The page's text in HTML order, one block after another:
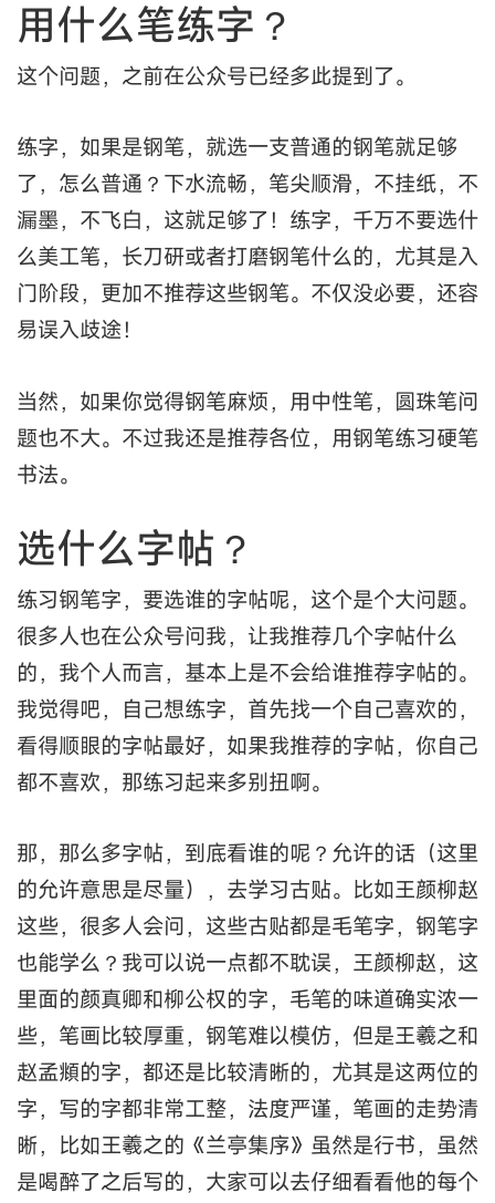
用什么笔练字？
这个问题，之前在公众号已经多此提到了。
练字，如果是钢笔，就选一支普通的钢笔就足够
了，怎么普通？下水流畅，笔尖顺滑，不挂纸，不
漏墨，不飞白，这就足够了！练字，千万不要选什
么美工笔，长刀研或者打磨钢笔什么的，尤其是入
门阶段，更加不推荐这些钢笔。不仅没必要，还容
易误入歧途！
当然，如果你觉得钢笔麻烦，用中性笔，圆珠笔问
题也不大。不过我还是推荐各位，用钢笔练习硬笔
书法。
选什么字帖？
练习钢笔字，要选谁的字帖呢，这个是个大问题。
很多人也在公众号问我，让我推荐几个字帖什么
的，我个人而言，基本上是不会给谁推荐字帖的。
我觉得吧，自己想练字，首先找一个自己喜欢的，
看得顺眼的字帖最好，如果我推荐的字帖，你自己
都不喜欢，那练习起来多别扭啊。
那，那么多字帖，到底看谁的呢？允许的话（这里
的允许意思是尽量），去学习古贴。比如王颜柳赵
这些，很多人会问，这些古贴都是毛笔字，钢笔字
也能学么？我可以说一点都不耽误，王颜柳赵，这
里面的颜真卿和柳公权的字，毛笔的味道确实浓一
些，笔画比较厚重，钢笔难以模仿，但是王羲之和
赵孟頫的字，都还是比较清晰的，尤其是这两位的
字，写的字都非常工整，法度严谨，笔画的走势清
晰，比如王羲之的《兰亭集序》虽然是行书，虽然
是喝醉了之后写的，大家可以去仔细看看他的每个